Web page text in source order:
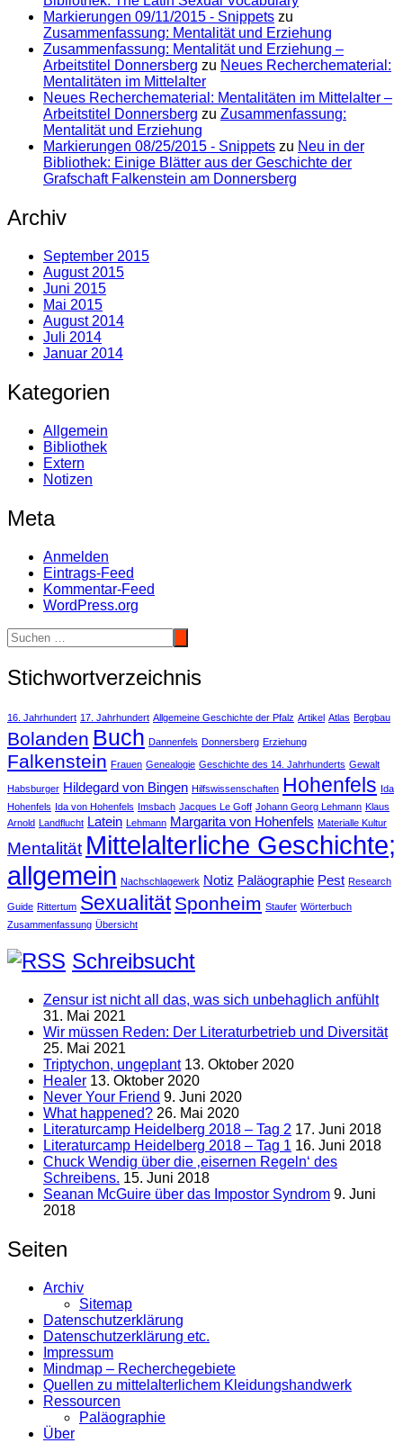
Markierungen 09/11/2015 - Snippets zu
Zusammenfassung: Mentalität und Erziehung
Zusammenfassung: Mentalität und Erziehung –
Arbeitstitel Donnersberg zu Neues Recherchematerial:
Mentalitäten im Mittelalter
Neues Recherchematerial: Mentalitäten im Mittelalter –
Arbeitstitel Donnersberg zu Zusammenfassung:
Mentalität und Erziehung
Markierungen 08/25/2015 - Snippets zu Neu in der
Bibliothek: Einige Blätter aus der Geschichte der
Grafschaft Falkenstein am Donnersberg
Archiv
September 2015
August 2015
Juni 2015
Mai 2015
August 2014
Juli 2014
Januar 2014
Kategorien
Allgemein
Bibliothek
Extern
Notizen
Meta
Anmelden
Eintrags-Feed
Kommentar-Feed
WordPress.org
Stichwortverzeichnis
16. Jahrhundert 17. Jahrhundert Allgemeine Geschichte der Pfalz Artikel Atlas Bergbau
Bolanden Buch Dannenfels Donnersberg Erziehung
Falkenstein Frauen Genealogie Geschichte des 14. Jahrhunderts Gewalt
Habsburger Hildegard von Bingen Hilfswissenschaften Hohenfels Ida
Hohenfels Ida von Hohenfels Imsbach Jacques Le Goff Johann Georg Lehmann Klaus
Arnold Landflucht Latein Lehmann Margarita von Hohenfels Materialle Kultur
Mentalität Mittelalterliche Geschichte;
allgemein Nachschlagewerk Notiz Paläographie Pest Research
Guide Rittertum Sexualität Sponheim Staufer Wörterbuch
Zusammenfassung Übersicht
Schreibsucht
Zensur ist nicht all das, was sich unbehaglich anfühlt
31. Mai 2021
Wir müssen Reden: Der Literaturbetrieb und Diversität
25. Mai 2021
Triptychon, ungeplant 13. Oktober 2020
Healer 13. Oktober 2020
Never Your Friend 9. Juni 2020
What happened? 26. Mai 2020
Literaturcamp Heidelberg 2018 – Tag 2 17. Juni 2018
Literaturcamp Heidelberg 2018 – Tag 1 16. Juni 2018
Chuck Wendig über die ‚eisernen Regeln‘ des
Schreibens. 15. Juni 2018
Seanan McGuire über das Impostor Syndrom 9. Juni
2018
Seiten
Archiv
Sitemap
Datenschutzerklärung
Datenschutzerklärung etc.
Impressum
Mindmap – Recherchegebiete
Quellen zu mittelalterlichem Kleidungshandwerk
Ressourcen
Paläographie
Über